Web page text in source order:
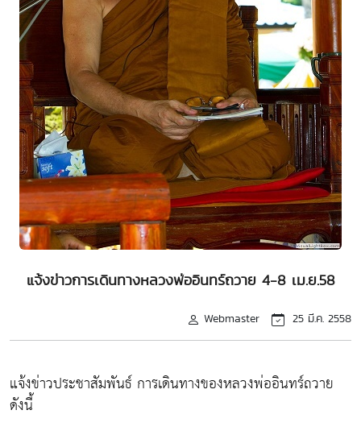
แจ้งข่าวการเดินทางหลวงพ่ออินทร์ถวาย 4-8 เม.ย.58
Webmaster 25 มี.ค. 2558
แจ้งข่าวประชาสัมพันธ์ การเดินทางของหลวงพ่ออินทร์ถวาย
ดังนี้